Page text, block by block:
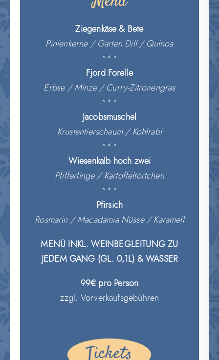
Ziegenkäse & Bete
Pinienkerne / Garten Dill / Quinoa
***
Fjord Forelle
Erbse / Minze / Curry-Zitronengras
***
Jacobsmuschel
Krustentierschaum / Kohlrabi
***
Wiesenkalb hoch zwei
Pfifferlinge / Kartoffeltörtchen
***
Pfirsich
Rosmarin / Macadamia Nüsse / Karamell
MENÜ INKL. WEINBEGLEITUNG ZU
JEDEM GANG (GL. 0,1L) & WASSER
99€ pro Person
zzgl. Vorverkaufsgebühren